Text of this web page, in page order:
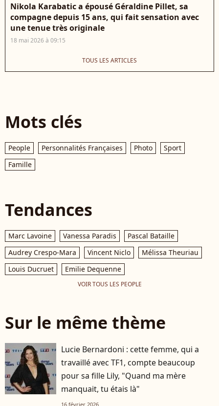
Nikola Karabatic a épousé Géraldine Pillet, sa
compagne depuis 15 ans, qui fait sensation avec
une tenue très originale
18 mai 2026 à 09:15
TOUS LES ARTICLES
Mots clés
People Personnalités Françaises Photo
Sport
Famille
Tendances
Marc Lavoine Vanessa Paradis
Pascal Bataille
Audrey Crespo-Mara
Vincent Niclo
Mélissa Theuriau
Louis Ducruet
Emilie Dequenne
VOIR TOUS LES PEOPLE
Sur le même thème
Lucie Bernardoni : cette femme, qui a
travaillé avec TF1, compte beaucoup
pour sa fille Lily, "Quand ma mère
manquait, tu étais là"
16 février 2026